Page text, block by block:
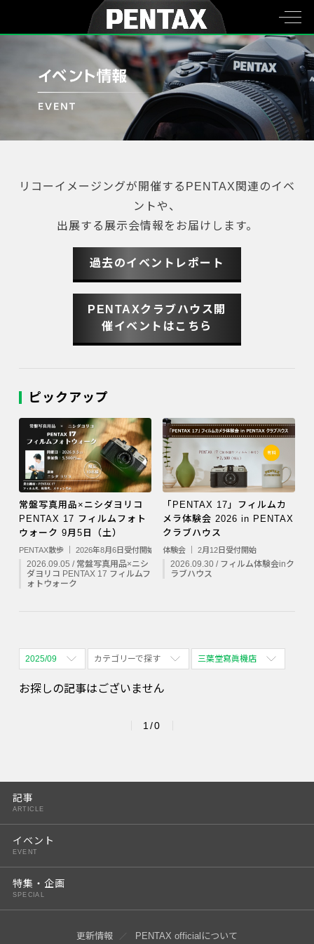
リコーイメージングが開催するPENTAX関連のイベ
ントや、
出展する展示会情報をお届けします。
過去のイベントレポート
PENTAXクラブハウス開
催イベントはこちら
ピックアップ
常盤写真用品×ニシダヨリコ
PENTAX 17 フィルムフォト
ウォーク 9月5日（土）
PENTAX散歩 ｜ 2026年8月6日受付開始
2026.09.05 / 常盤写真用品×ニシ
ダヨリコ PENTAX 17 フィルムフ
ォトウォーク
「PENTAX 17」フィルムカ
メラ体験会 2026 in PENTAX
クラブハウス
体験会 ｜ 2月12日受付開始
2026.09.30 / フィルム体験会inク
ラブハウス
2025/09
全期間
2026/11
2027/01
2027/03
カテゴリーで探す
全て表示
三葉堂寫眞機店
お探しの記事はございません
1/0
記事
ARTICLE
イベント
EVENT
特集・企画
SPECIAL
更新情報 PENTAX officialについて